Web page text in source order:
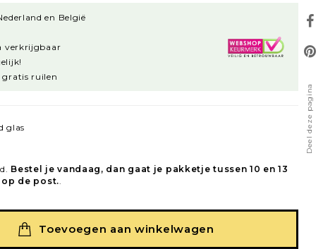
Deel deze pagina
en België
verkrijgbaar
ruilen
glas
Bestel je vandaag, dan gaat je pakketje tussen 10 en 13
de post.
Toevoegen aan winkelwagen